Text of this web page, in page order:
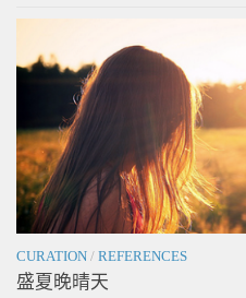
CURATION / REFERENCES
盛夏晚晴天